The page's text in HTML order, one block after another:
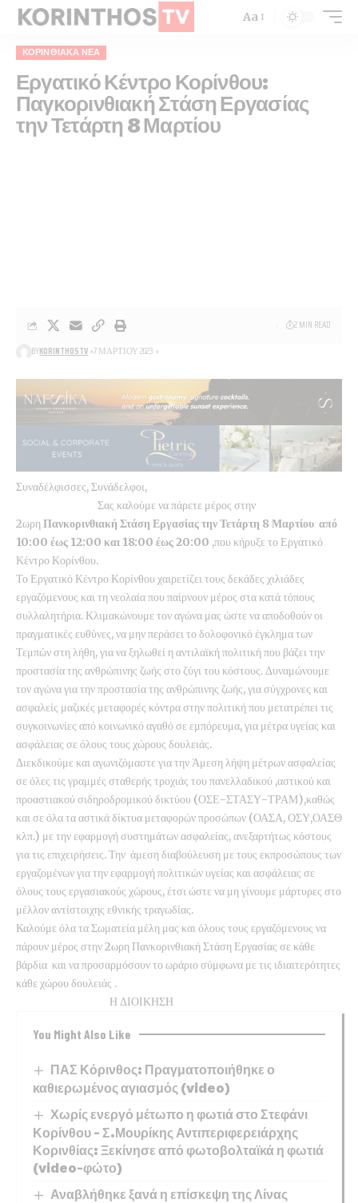
Aa
ΚΟΡΙΝΘΙΑΚΆ ΝΈΑ
Εργατικό Κέντρο Κορίνθου:
Παγκορινθιακή Στάση Εργασίας
την Τετάρτη 8 Μαρτίου
BYKORINTHOSTV 7 ΜΑΡΤΊΟΥ 2023
2 MIN READ
Συναδέλφισσες, Συνάδελφοι,
Σας καλούμε να πάρετε μέρος στην
2ωρη Πανκορινθιακή Στάση Εργασίας την Τετάρτη 8 Μαρτίου από
10:00 έως 12:00 και 18:00 έως 20:00 ,που κήρυξε το Εργατικό
Κέντρο Κορίνθου.
Το Εργατικό Κέντρο Κορίνθου χαιρετίζει τους δεκάδες χιλιάδες
εργαζόμενους και τη νεολαία που παίρνουν μέρος στα κατά τόπους
συλλαλητήρια. Κλιμακώνουμε τον αγώνα μας ώστε να αποδοθούν οι
πραγματικές ευθύνες, να μην περάσει το δολοφονικό έγκλημα των
Τεμπών στη λήθη, για να ξηλωθεί η αντιλαϊκή πολιτική που βάζει την
προστασία της ανθρώπινης ζωής στο ζύγι του κόστους. Δυναμώνουμε
τον αγώνα για την προστασία της ανθρώπινης ζωής, για σύγχρονες και
ασφαλείς μαζικές μεταφορές κόντρα στην πολιτική που μετατρέπει τις
συγκοινωνίες από κοινωνικό αγαθό σε εμπόρευμα, για μέτρα υγείας και
ασφάλειας σε όλους τους χώρους δουλειάς.
Διεκδικούμε και αγωνιζόμαστε για την Άμεση λήψη μέτρων ασφαλείας
σε όλες τις γραμμές σταθερής τροχιάς του πανελλαδικού ,αστικού και
προαστιακού σιδηροδρομικού δικτύου (ΟΣΕ-ΣΤΑΣΥ-ΤΡΑΜ),καθώς
και σε όλα τα αστικά δίκτυα μεταφορών προσώπων (ΟΑΣΑ, ΟΣΥ,ΟΑΣΘ
κλπ.) με την εφαρμογή συστημάτων ασφαλείας, ανεξαρτήτως κόστους
για τις επιχειρήσεις. Την άμεση διαβούλευση με τους εκπροσώπους των
εργαζομένων για την εφαρμογή πολιτικών υγείας και ασφάλειας σε
όλους τους εργασιακούς χώρους, έτσι ώστε να μη γίνουμε μάρτυρες στο
μέλλον αντίστοιχης εθνικής τραγωδίας.
Καλούμε όλα τα Σωματεία μέλη μας και όλους τους εργαζόμενους να
πάρουν μέρος στην 2ωρη Πανκορινθιακή Στάση Εργασίας σε κάθε
βάρδια και να προσαρμόσουν το ωράριο σύμφωνα με τις ιδιαιτερότητες
κάθε χώρου δουλειάς .
Η ΔΙΟΙΚΗΣΗ
You Might Also Like
ΠΑΣ Κόρινθος: Πραγματοποιήθηκε ο
καθιερωμένος αγιασμός (video)
Χωρίς ενεργό μέτωπο η φωτιά στο Στεφάνι
Κορίνθου – Σ.Μουρίκης Αντιπεριφερειάρχης
Κορινθίας: Ξεκίνησε από φωτοβολταϊκά η φωτιά
(video-φώτο)
Αναβλήθηκε ξανά η επίσκεψη της Λίνας